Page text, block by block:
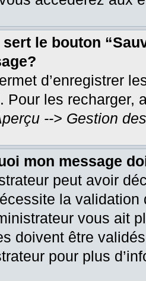
sert le bouton
d’enregistrer
Pour les recharger,
--> Gestion
mon message
peut avoir
la
vous ait
doivent être
pour plus